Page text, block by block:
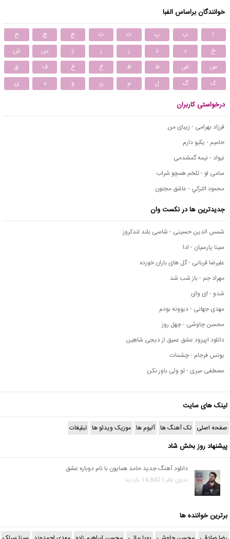
خوانندگان براساس الفبا
ا ب پ ت ث ج چ
ح
خ
د ذ ر ز ژ س
ش
ص
ض ط ظ ع غ ف
ق
ک
گ ل م ن و ه ی
درخواستی کاربران
فرزاد بهرامی - زیبای من
حامیم - یکیو دارم
نیواد - نیمه گمشدمی
سامی لو - تلخم همچو شراب
محمود التركي - عاشق مجنون
جدیدترین ها در نکست وان
شمس الدین حسینی - شاسی بلند لندکروز
سینا پارسیان - ادا
علیرضا قربانی - گل های باران خورده
مهراد جم - باز شب شد
شدو - ای وای
مهدی جهانی - دیوونه بودم
محسن چاوشی - چهل روز
دانلود اپیزود عشق عمیق از دیجی شاهین
یونس فرجام - چشمات
مصطفی میری - تو ولی باور نکن
لینک های سایت
صفحه اصلی تک آهنگ ها آلبوم ها موزیک ویدئو ها تبلیغات
پیشنهاد روز بخش شاد
دانلود آهنگ جدید حامد همایون با نام دوباره عشق
بدون نظر | 14,842 بازدید
برترین خواننده ها